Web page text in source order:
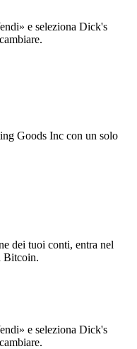
e seleziona Dick's
Goods Inc con un solo
dei tuoi conti, entra nel
Bitcoin.
e seleziona Dick's